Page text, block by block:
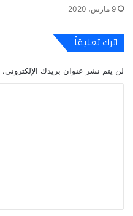
9 مارس، 2020
اترك تعليقاً
لن يتم نشر عنوان بريدك الإلكتروني.